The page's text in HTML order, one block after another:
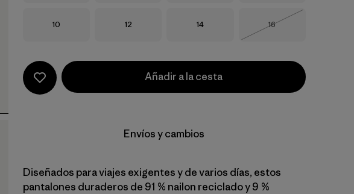
Talla
10 Talla
12 Talla
14 Talla
16
Añadir a la cesta
Envíos y cambios
Diseñados para viajes exigentes y de varios días, estos
pantalones duraderos de 91 % nailon reciclado y 9 %